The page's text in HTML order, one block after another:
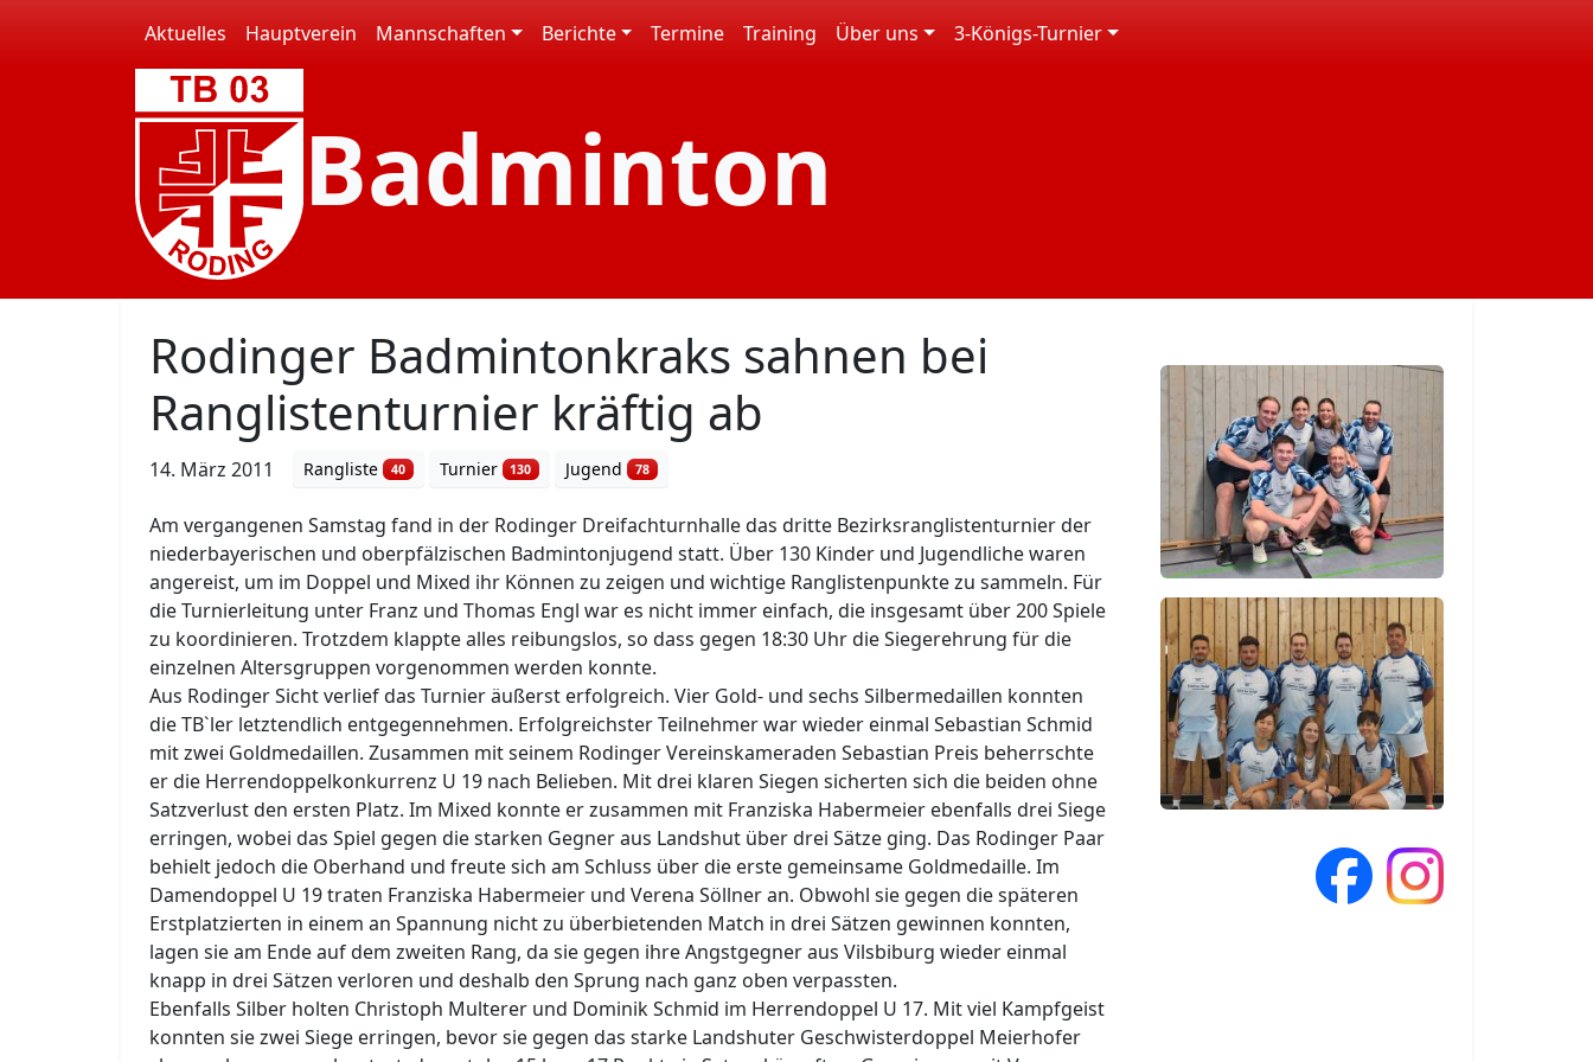
Aktuelles Hauptverein Mannschaften Berichte Termine Training Über uns 3-Königs-Turnier
Badminton
Rodinger Badmintonkraks sahnen bei
Ranglistenturnier kräftig ab
14. März 2011 Rangliste 40 Turnier 130 Jugend 78
Am vergangenen Samstag fand in der Rodinger Dreifachturnhalle das dritte Bezirksranglistenturnier der
niederbayerischen und oberpfälzischen Badmintonjugend statt. Über 130 Kinder und Jugendliche waren
angereist, um im Doppel und Mixed ihr Können zu zeigen und wichtige Ranglistenpunkte zu sammeln. Für
die Turnierleitung unter Franz und Thomas Engl war es nicht immer einfach, die insgesamt über 200 Spiele
zu koordinieren. Trotzdem klappte alles reibungslos, so dass gegen 18:30 Uhr die Siegerehrung für die
einzelnen Altersgruppen vorgenommen werden konnte.
Aus Rodinger Sicht verlief das Turnier äußerst erfolgreich. Vier Gold- und sechs Silbermedaillen konnten
die TB`ler letztendlich entgegennehmen. Erfolgreichster Teilnehmer war wieder einmal Sebastian Schmid
mit zwei Goldmedaillen. Zusammen mit seinem Rodinger Vereinskameraden Sebastian Preis beherrschte
er die Herrendoppelkonkurrenz U 19 nach Belieben. Mit drei klaren Siegen sicherten sich die beiden ohne
Satzverlust den ersten Platz. Im Mixed konnte er zusammen mit Franziska Habermeier ebenfalls drei Siege
erringen, wobei das Spiel gegen die starken Gegner aus Landshut über drei Sätze ging. Das Rodinger Paar
behielt jedoch die Oberhand und freute sich am Schluss über die erste gemeinsame Goldmedaille. Im
Damendoppel U 19 traten Franziska Habermeier und Verena Söllner an. Obwohl sie gegen die späteren
Erstplatzierten in einem an Spannung nicht zu überbietenden Match in drei Sätzen gewinnen konnten,
lagen sie am Ende auf dem zweiten Rang, da sie gegen ihre Angstgegner aus Vilsbiburg wieder einmal
knapp in drei Sätzen verloren und deshalb den Sprung nach ganz oben verpassten.
Ebenfalls Silber holten Christoph Multerer und Dominik Schmid im Herrendoppel U 17. Mit viel Kampfgeist
konnten sie zwei Siege erringen, bevor sie gegen das starke Landshuter Geschwisterdoppel Meierhofer